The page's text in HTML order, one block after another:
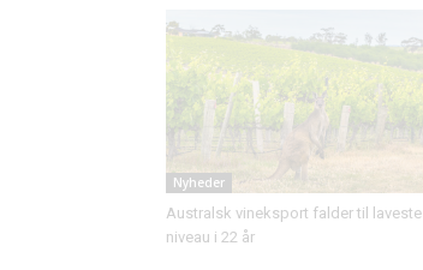
Nyheder
Australsk vineksport falder til laveste
niveau i 22 år